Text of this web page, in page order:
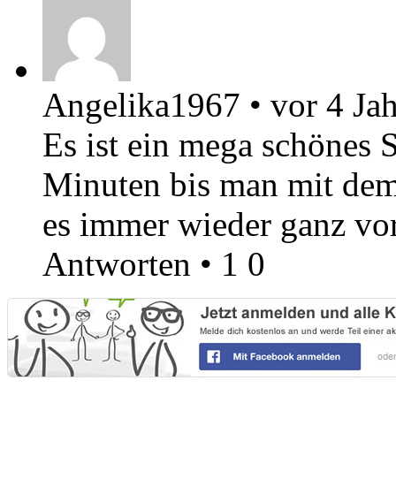
Angelika1967 • vor 4
Es ist ein mega schönes
Minuten bis man mit
es immer wieder ganz
Antworten • 1 0